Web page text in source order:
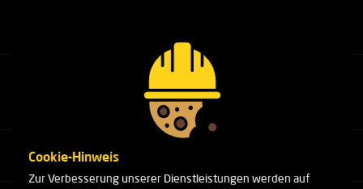
Rufen Sie unsere Experten an.
+31(0)76 751 25 18
Cookie-Hinweis
Zur Verbesserung unserer Dienstleistungen werden auf